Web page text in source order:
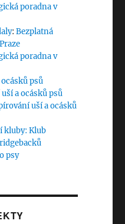
poradna v
:Bezplatná
poradna v
psů
a ocásků psů
uší a ocásků
kluby: Klub
psy